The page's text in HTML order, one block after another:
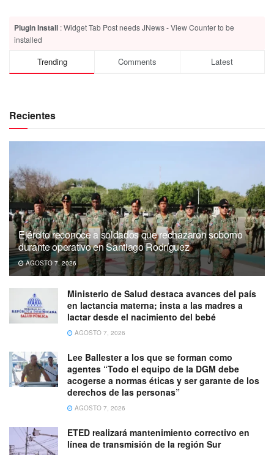
Plugin Install : Widget Tab Post needs JNews - View Counter to be
installed
Trending Comments Latest
Recientes
Ejército reconoce a soldados que rechazaron soborno
durante operativo en Santiago Rodríguez
AGOSTO 7, 2026
Ministerio de Salud destaca avances del país
en lactancia materna; insta a las madres a
lactar desde el nacimiento del bebé
AGOSTO 7, 2026
Lee Ballester a los que se forman como
agentes “Todo el equipo de la DGM debe
acogerse a normas éticas y ser garante de los
derechos de las personas”
AGOSTO 7, 2026
ETED realizará mantenimiento correctivo en
línea de transmisión de la región Sur